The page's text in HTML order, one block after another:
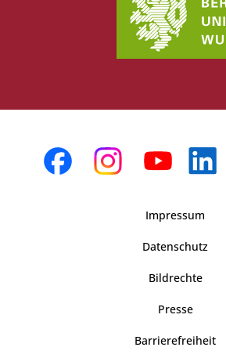
Impressum
Datenschutz
Bildrechte
Presse
Barrierefreiheit